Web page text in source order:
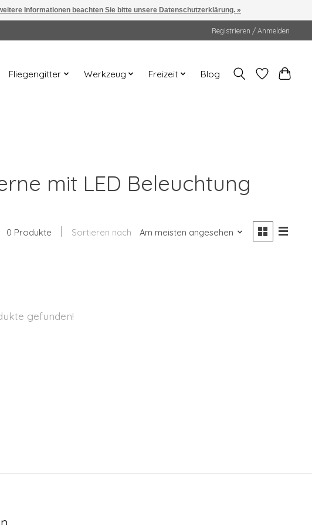
Registrieren / Anmelden
Fliegengitter Werkzeug Freizeit Blog
mit LED Beleuchtung
0 Produkte Sortieren nach Am meisten angesehen
gefunden!
Informationen beachten Sie bitte unsere Datenschutzerklärung. »